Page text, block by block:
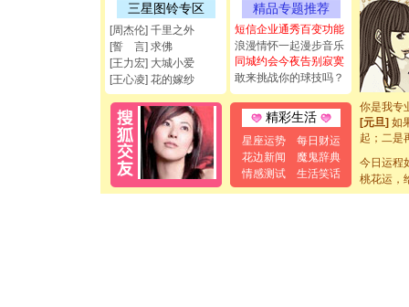
三星图铃专区
[周杰伦] 千里之外
[誓 言] 求佛
[王力宏] 大城小爱
[王心凌] 花的嫁纱
精品专题推荐
短信企业通秀百变功能
浪漫情怀一起漫步音乐
同城约会今夜告别寂寞
敢来挑战你的球技吗？
精彩生活
星座运势
每日财运
花边新闻
魔鬼辞典
情感测试
生活笑话
能正大光
都要快乐
[圣诞节]
如意,快
[元旦]看
断电。爱
你是我专
[元旦]如
起；二是
离。水晶
[元旦]当
泣，这痛
卖了。水
今日运程
桃花运，